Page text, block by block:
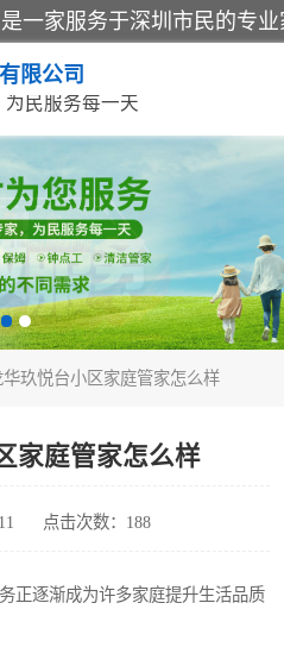
限公司
民服务每一天
华玖悦台小区家庭管家怎么样
家庭管家怎么样
点击次数：188
正逐渐成为许多家庭提升生活品质